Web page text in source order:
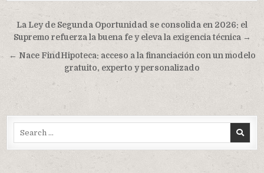
Navegación
de
entradas
La Ley de Segunda Oportunidad se consolida en 2026: el
Supremo refuerza la buena fe y eleva la exigencia técnica →
← Nace FindHipoteca: acceso a la financiación con un modelo
gratuito, experto y personalizado